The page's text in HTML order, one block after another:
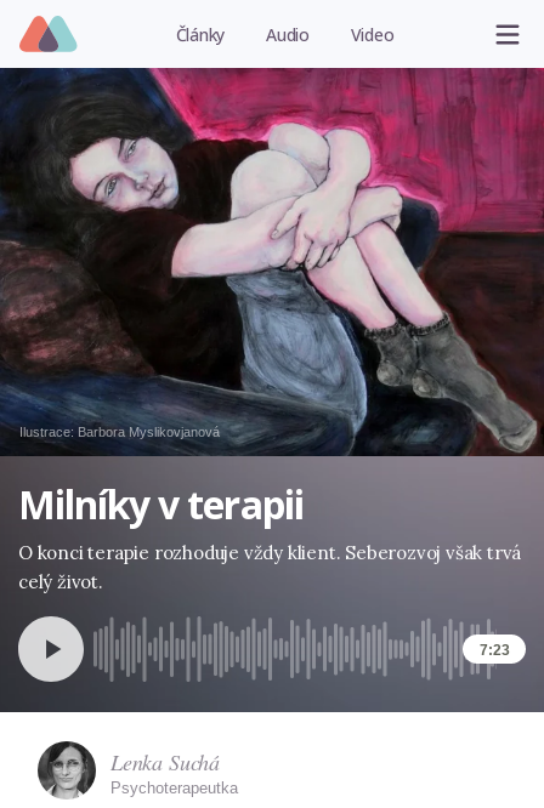
Články Audio Video
Ilustrace: Barbora Myslikovjanová
Milníky v terapii
O konci terapie rozhoduje vždy klient. Seberozvoj však trvá
celý život.
7:23
Lenka Suchá
Psychoterapeutka